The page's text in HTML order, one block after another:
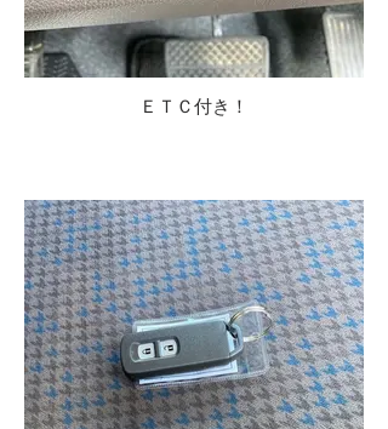
ＥＴＣ付き！